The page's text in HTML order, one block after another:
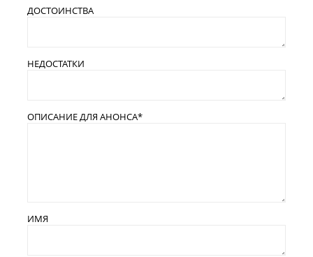
ДОСТОИНСТВА
НЕДОСТАТКИ
ОПИСАНИЕ ДЛЯ АНОНСА*
ИМЯ